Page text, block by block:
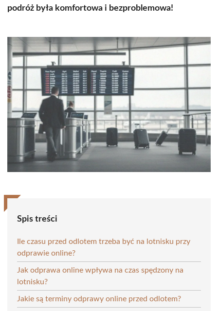
podróż była komfortowa i bezproblemowa!
Spis treści
Ile czasu przed odlotem trzeba być na lotnisku przy
odprawie online?
Jak odprawa online wpływa na czas spędzony na
lotnisku?
Jakie są terminy odprawy online przed odlotem?